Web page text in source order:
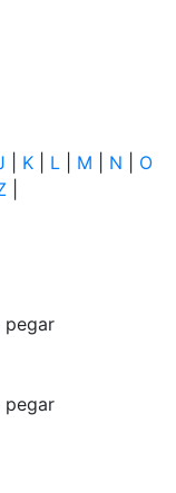
K L M N
O
pegar
pegar